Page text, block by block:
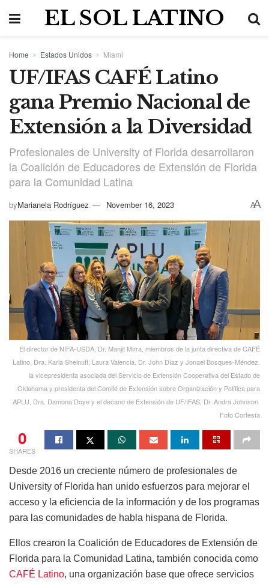
EL SOL LATINO
Home Estados Unidos Miami
UF/IFAS CAFÉ Latino
gana Premio Nacional de
Extensión a la Diversidad
Profesionales de University of Florida desarrollaron
la Coalición de Educadores de Extensión de Florida
para la Comunidad Latina
byMarianela Rodríguez November 16, 2023 AA
El director de NIFA-USDA, Dr. Manjit Mirra, miembros de la junta directiva de CAFÉ
Latino, Dra. Karla Shelnutt, Laura Valencia, Dr. John Díaz y Jonael Bosques-Méndez,
la vicepresidenta asociada del Servicio de Extensión Cooperativa del Estado de
Oklahoma y presidenta del Comité de Extensión sobre Organización y Política para
APLU, Dra. Damona Doye y el decano de Extensión de UF/IFAS, Dr. Andra Johnson.
Foto Cortesía
0
SHARES
Desde 2016 un creciente número de profesionales de
University of Florida han unido esfuerzos para mejorar el
acceso y la eficiencia de la información y de los programas
para las comunidades de habla hispana de Florida.
Ellos crearon la Coalición de Educadores de Extensión de
Florida para la Comunidad Latina, también conocida como
CAFÉ Latino, una organización base que ofrece servicios